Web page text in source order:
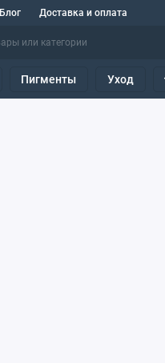
Блог Доставка и оплата
Пигменты Уход